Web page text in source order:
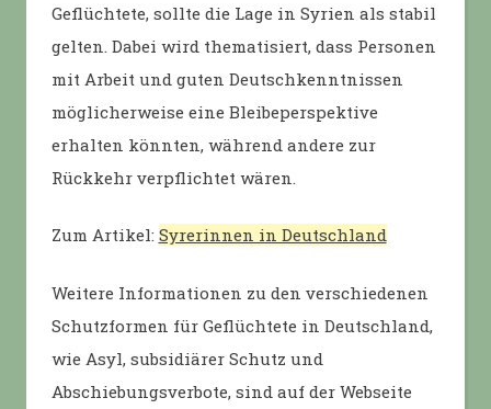
Geflüchtete, sollte die Lage in Syrien als stabil
gelten. Dabei wird thematisiert, dass Personen
mit Arbeit und guten Deutschkenntnissen
möglicherweise eine Bleibeperspektive
erhalten könnten, während andere zur
Rückkehr verpflichtet wären.
Zum Artikel: Syrerinnen in Deutschland
Weitere Informationen zu den verschiedenen
Schutzformen für Geflüchtete in Deutschland,
wie Asyl, subsidiärer Schutz und
Abschiebungsverbote, sind auf der Webseite